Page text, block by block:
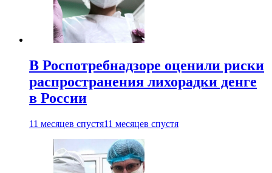
В Роспотребнадзоре оценили риски
распространения лихорадки денге
в России
11 месяцев спустя11 месяцев спустя